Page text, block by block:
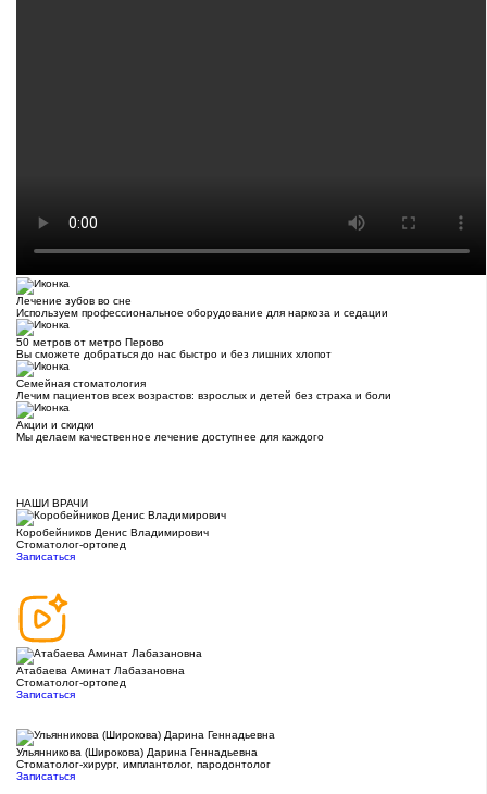
Лечение зубов во сне
Используем профессиональное оборудование для наркоза и седации
50 метров от метро Перово
Вы сможете добраться до нас быстро и без лишних хлопот
Семейная стоматология
Лечим пациентов всех возрастов: взрослых и детей без страха и боли
Акции и скидки
Мы делаем качественное лечение доступнее для каждого
НАШИ ВРАЧИ
Коробейников Денис Владимирович
Стоматолог-ортопед
Записаться
Атабаева Аминат Лабазановна
Стоматолог-ортопед
Записаться
Ульянникова (Широкова) Дарина Геннадьевна
Стоматолог-хирург, имплантолог, пародонтолог
Записаться